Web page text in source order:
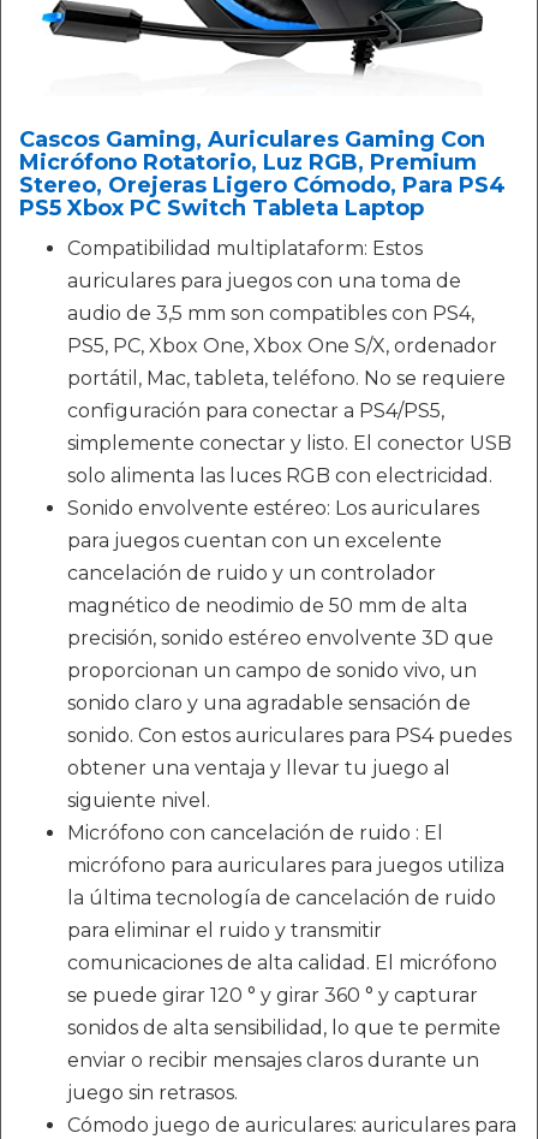
Cascos Gaming, Auriculares Gaming Con
Micrófono Rotatorio, Luz RGB, Premium
Stereo, Orejeras Ligero Cómodo, Para PS4
PS5 Xbox PC Switch Tableta Laptop
Compatibilidad multiplataform: Estos
auriculares para juegos con una toma de
audio de 3,5 mm son compatibles con PS4,
PS5, PC, Xbox One, Xbox One S/X, ordenador
portátil, Mac, tableta, teléfono. No se requiere
configuración para conectar a PS4/PS5,
simplemente conectar y listo. El conector USB
solo alimenta las luces RGB con electricidad.
Sonido envolvente estéreo: Los auriculares
para juegos cuentan con un excelente
cancelación de ruido y un controlador
magnético de neodimio de 50 mm de alta
precisión, sonido estéreo envolvente 3D que
proporcionan un campo de sonido vivo, un
sonido claro y una agradable sensación de
sonido. Con estos auriculares para PS4 puedes
obtener una ventaja y llevar tu juego al
siguiente nivel.
Micrófono con cancelación de ruido : El
micrófono para auriculares para juegos utiliza
la última tecnología de cancelación de ruido
para eliminar el ruido y transmitir
comunicaciones de alta calidad. El micrófono
se puede girar 120 ° y girar 360 ° y capturar
sonidos de alta sensibilidad, lo que te permite
enviar o recibir mensajes claros durante un
juego sin retrasos.
Cómodo juego de auriculares: auriculares para